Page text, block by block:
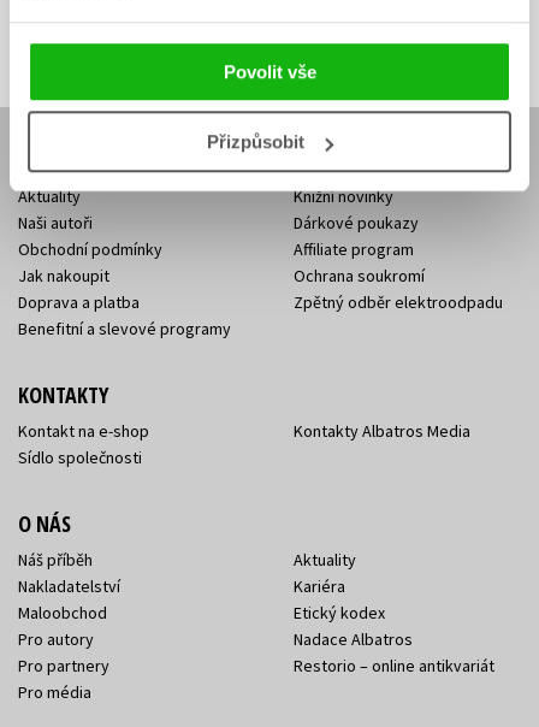
Povolit vše
Přizpůsobit
mailová
adresa
mailová
adresa
Vaše e-mailová adresa Přihlásit se
Aktuality
Naši autoři
Obchodní podmínky
Jak nakoupit
Doprava a platba
Benefitní a slevové programy
Knižní novinky
Dárkové poukazy
Affiliate program
Ochrana soukromí
Zpětný odběr elektroodpadu
KONTAKTY
Kontakt na e-shop
Sídlo společnosti
Kontakty Albatros Media
O NÁS
Náš příběh
Nakladatelství
Maloobchod
Pro autory
Pro partnery
Pro média
Aktuality
Kariéra
Etický kodex
Nadace Albatros
Restorio – online antikvariát